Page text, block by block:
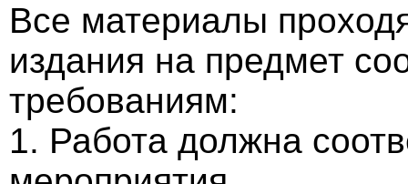
Все материалы
издания на предмет
требованиям:
1. Работа должна